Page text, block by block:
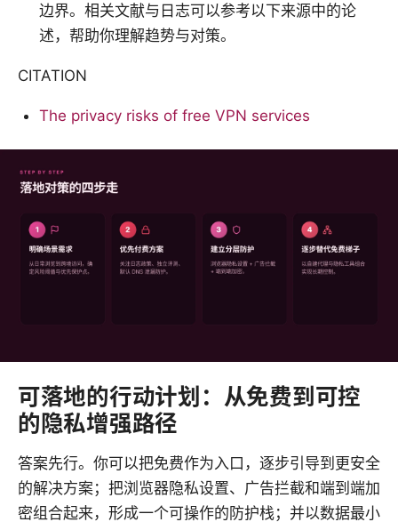
边界。相关文献与日志可以参考以下来源中的论
述，帮助你理解趋势与对策。
CITATION
The privacy risks of free VPN services
可落地的行动计划：从免费到可控
的隐私增强路径
答案先行。你可以把免费作为入口，逐步引导到更安全
的解决方案；把浏览器隐私设置、广告拦截和端到端加
密组合起来，形成一个可操作的防护栈；并以数据最小